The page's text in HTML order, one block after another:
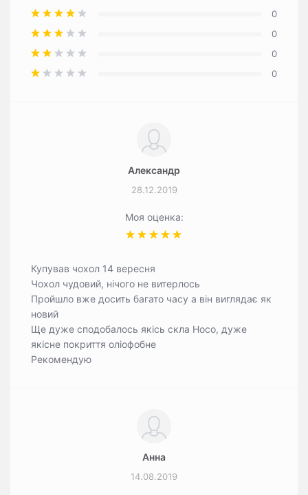
0
0
0
0
Александр
28.12.2019
Моя оценка:
Купував чохол 14 вересня
Чохол чудовий, нічого не витерлось
Пройшло вже досить багато часу а він виглядає як
новий
Ще дуже сподобалось якісь скла Hoco, дуже
якісне покриття оліофобне
Рекомендую
Анна
14.08.2019